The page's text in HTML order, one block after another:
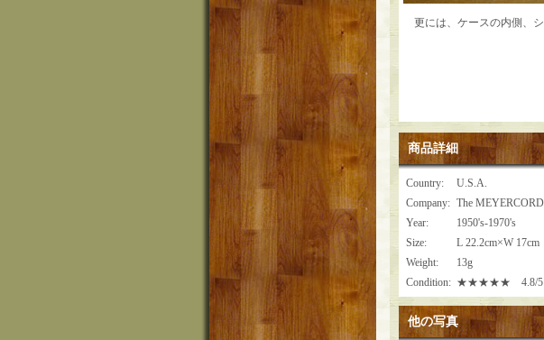
更には、ケースの内側、シ
商品詳細
Country:
U.S.A.
Company: The
Year:
1950's-1970's
Size:
L 22.2cm×W 17cm
Weight:
13g
Condition: ★★★★★ 4.8/5 デ
他の写真